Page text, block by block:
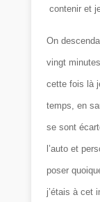
contenir et
On
vingt
cette fois là
temps, en
se sont
l’auto et
poser
j’étais à cet